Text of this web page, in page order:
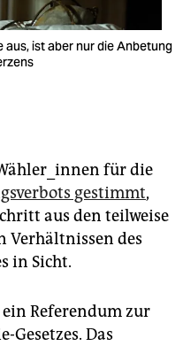
ist aber nur die Anbetung
für die
gestimmt,
aus den teilweise
des
in Sicht.
Referendum zur
Gesetzes. Das